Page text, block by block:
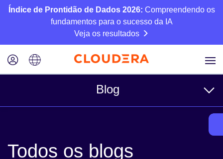
Índice de Prontidão de Dados 2026: Compreendendo os
fundamentos para o sucesso da IA
Veja os resultados
Blog
Negócios
Todos os blogs